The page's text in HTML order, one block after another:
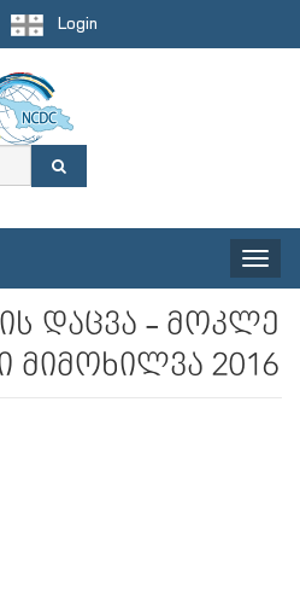
Login
Toggle
დაცვა - მოკლე
მიმოხილვა 2016